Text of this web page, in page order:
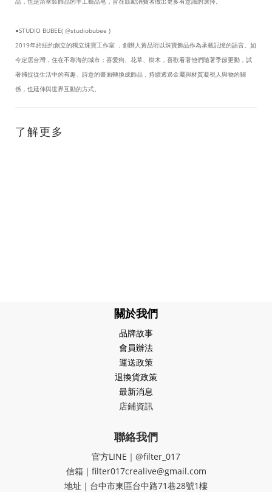
●STUDIO BUBEE( @studiobubee )
2019年於紐約創立的獨立珠寶工作室 ，創辦人黃品珩以珠寶飾品作為承載記憶的語言。如
今定居台灣，住在不靠海的城市；喜愛狗、花草、樹木，喜歡看著他們隨著季節更動，試
著捕捉從生活中的有趣、詩意的畫面轉換成飾品，持續透過金屬與材質凝視人與物的關
係，也延伸與世界互動的方式。
了解更多
關於我們
品牌故事
會員辦法
運送政策
退換貨政策
最新消息
店鋪資訊
聯絡我們
官方LINE｜@filter_017
信箱｜filter017crealive@gmail.com
地址｜​台中市東區台中路71巷28號1樓